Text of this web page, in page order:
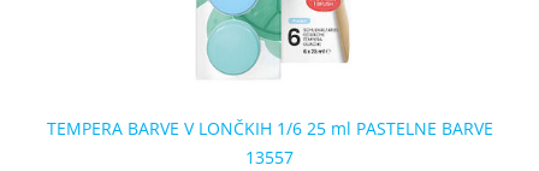
TEMPERA BARVE V LONČKIH 1/6 25 ml PASTELNE BARVE
13557